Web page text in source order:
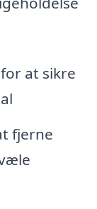
at sikre
fjerne